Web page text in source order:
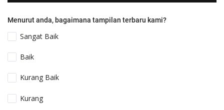
Menurut anda, bagaimana tampilan terbaru kami?
Sangat Baik
Baik
Kurang Baik
Kurang